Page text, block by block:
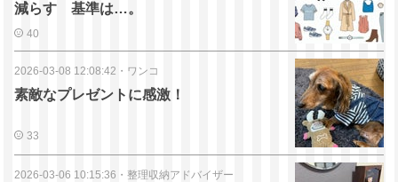
減らす 基準は…。
40
2026-03-08 12:08:42 ・ ワンコ
素敵なプレゼントに感激！
33
2026-03-06 10:15:36 ・ 整理収納アドバイザー